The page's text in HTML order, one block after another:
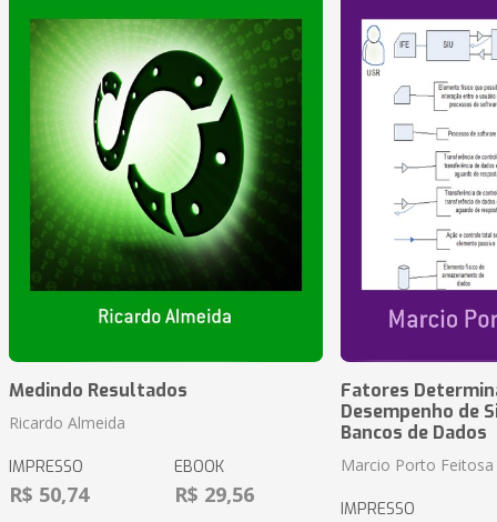
Medindo Resultados
Ricardo Almeida
IMPRESSO
R$ 50,74
EBOOK
R$ 29,56
Fatores
Desempenho de
Bancos de Dados
Marcio Porto Feitosa
IMPRESSO